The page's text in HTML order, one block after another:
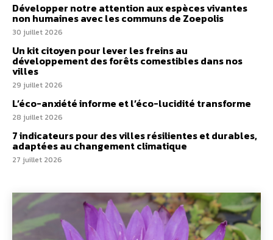
Développer notre attention aux espèces vivantes
non humaines avec les communs de Zoepolis
30 juillet 2026
Un kit citoyen pour lever les freins au
développement des forêts comestibles dans nos
villes
29 juillet 2026
L’éco-anxiété informe et l’éco-lucidité transforme
28 juillet 2026
7 indicateurs pour des villes résilientes et durables,
adaptées au changement climatique
27 juillet 2026